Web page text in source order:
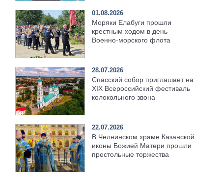
01.08.2026
Моряки Елабуги прошли
крестным ходом в день
Военно‑морского флота
28.07.2026
Спасский собор приглашает на
XIX Всероссийский фестиваль
колокольного звона
22.07.2026
В Челнинском храме Казанской
иконы Божией Матери прошли
престольные торжества